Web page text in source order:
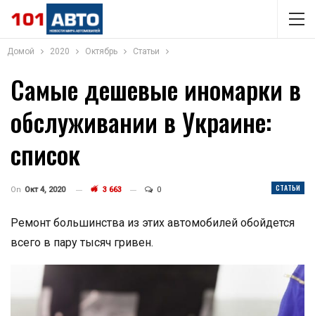
Домой 2020 Октябрь Статьи
Самые дешевые иномарки в
обслуживании в Украине:
список
СТАТЬИ
On Окт 4, 2020 3 663 0
Ремонт большинства из этих автомобилей обойдется
всего в пару тысяч гривен.